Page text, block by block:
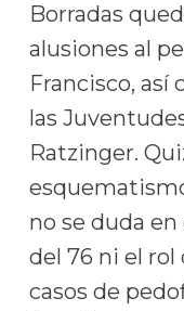
Borradas
alusiones al
Francisco, así
las
Ratzinger.
no se duda
del 76 ni el rol
casos de